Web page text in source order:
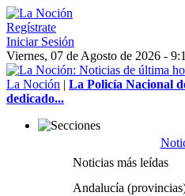
Regístrate
Iniciar Sesión
Viernes, 07 de Agosto de 2026 -
La Noción | La Policía Nacional
dedicado...
Noticias más leídas
Andalucía